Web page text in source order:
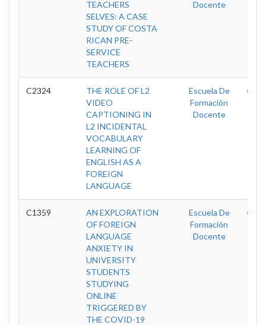
TEACHERS
SELVES: A CASE
STUDY OF COSTA
RICAN PRE-
SERVICE
TEACHERS
Docente
C2324
THE ROLE OF L2
VIDEO
CAPTIONING IN
L2 INCIDENTAL
VOCABULARY
LEARNING OF
ENGLISH AS A
FOREIGN
LANGUAGE
Escuela De
Formación
Docente
C1359
AN EXPLORATION
OF FOREIGN
LANGUAGE
ANXIETY IN
UNIVERSITY
STUDENTS
STUDYING
ONLINE
TRIGGERED BY
THE COVID-19
Escuela De
Formación
Docente